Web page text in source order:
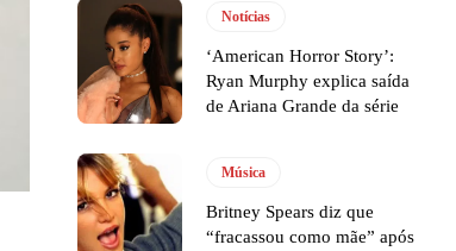
Notícias
‘American Horror Story’:
Ryan Murphy explica saída
de Ariana Grande da série
Música
Britney Spears diz que
“fracassou como mãe” após